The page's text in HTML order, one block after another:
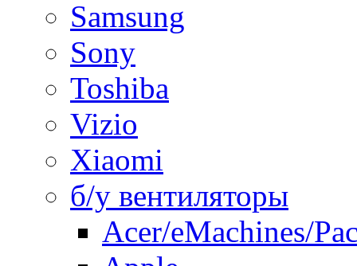
Samsung
Sony
Toshiba
Vizio
Xiaomi
б/у вентиляторы
Acer/eMachines/